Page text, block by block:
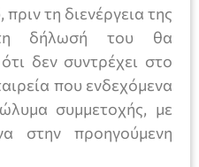
τη διενέργεια της
δήλωσή του θα
δεν συντρέχει στο
που ενδεχόμενα
συμμετοχής, με
στην προηγούμενη